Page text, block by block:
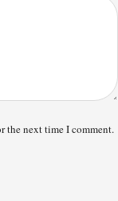
the next time I comment.